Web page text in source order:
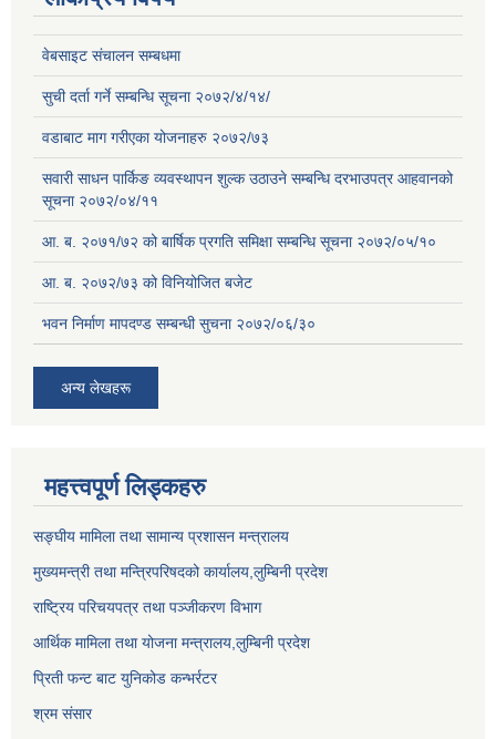
वेबसाइट संचालन सम्बधमा
सुची दर्ता गर्ने सम्बन्धि सूचना २०७२/४/१४/
वडाबाट माग गरीएका योजनाहरु २०७२/७३
सवारी साधन पार्किङ व्यवस्थापन शुल्क उठाउने सम्बन्धि दरभाउपत्र आहवानको
सूचना २०७२/०४/११
आ. ब. २०७१/७२ को बार्षिक प्रगति समिक्षा सम्बन्धि सूचना २०७२/०५/१०
आ. ब. २०७२/७३ को विनियोजित बजेट
भवन निर्माण मापदण्ड सम्बन्धी सुचना २०७२/०६/३०
अन्य लेखहरू
महत्त्वपूर्ण लिड्कहरु
सङ्‍घीय मामिला तथा सामान्य प्रशासन मन्त्रालय
मुख्यमन्त्री तथा मन्त्रिपरिषदको कार्यालय,लुम्बिनी प्रदेश
राष्ट्रिय परिचयपत्र तथा पञ्जीकरण विभाग
आर्थिक मामिला तथा योजना मन्त्रालय,लुम्बिनी प्रदेश
प्रिती फन्ट बाट युनिकोड कन्भर्रटर
श्रम संसार